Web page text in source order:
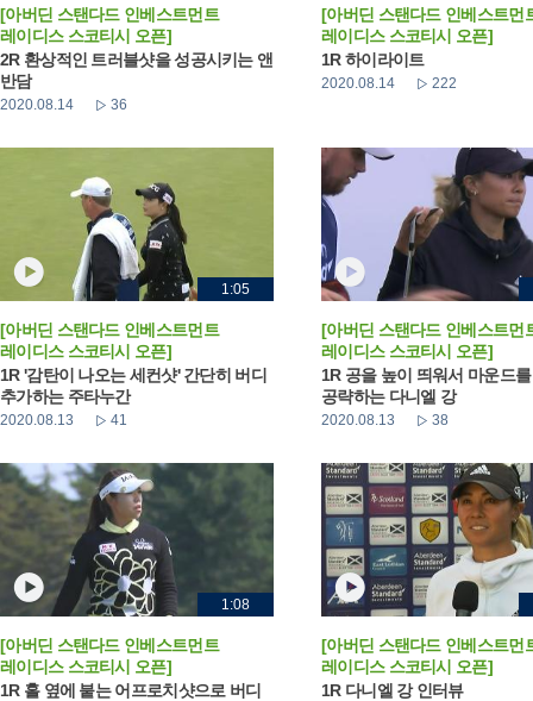
[아버딘 스탠다드 인베스트먼트
레이디스 스코티시 오픈]
2R 환상적인 트러블샷을 성공시키는 앤
반담
2020.08.14 36
[아버딘 스탠다드 인베스트먼
레이디스 스코티시 오픈]
1R 하이라이트
2020.08.14 222
1:05
[아버딘 스탠다드 인베스트먼트
레이디스 스코티시 오픈]
1R '감탄이 나오는 세컨샷' 간단히 버디
추가하는 주타누간
2020.08.13 41
[아버딘 스탠다드 인베스트먼
레이디스 스코티시 오픈]
1R 공을 높이 띄워서 마운드를
공략하는 다니엘 강
2020.08.13 38
1:08
[아버딘 스탠다드 인베스트먼트
레이디스 스코티시 오픈]
1R 홀 옆에 붙는 어프로치샷으로 버디
[아버딘 스탠다드 인베스트먼
레이디스 스코티시 오픈]
1R 다니엘 강 인터뷰